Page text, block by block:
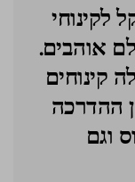
לקינוחי
אוהבים.
קינוחים
ההדרכה
וגם